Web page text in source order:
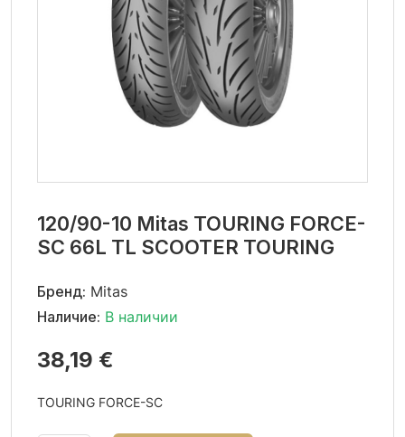
120/90-10 Mitas TOURING FORCE-
SC 66L TL SCOOTER TOURING
Бренд: Mitas
Наличие: В наличии
38,19 €
TOURING FORCE-SC